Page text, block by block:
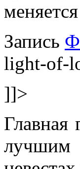
Запись
light-of-
]]>
Главная
лучшим